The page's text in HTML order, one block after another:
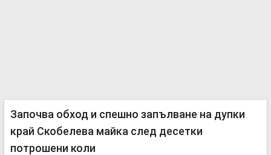
Започва обход и спешно запълване на дупки
край Скобелева майка след десетки
потрошени коли